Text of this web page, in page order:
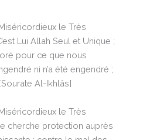
le Très
Lui Allah Seul et Unique ;
pour ce que nous
ni n’a été engendré ;
Al-Ikhlâs]
le Très
cherche protection auprès